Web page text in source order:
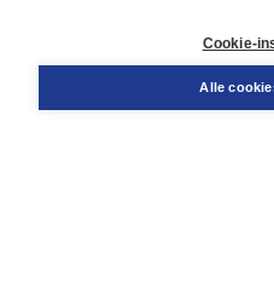
Cookie-
Alle